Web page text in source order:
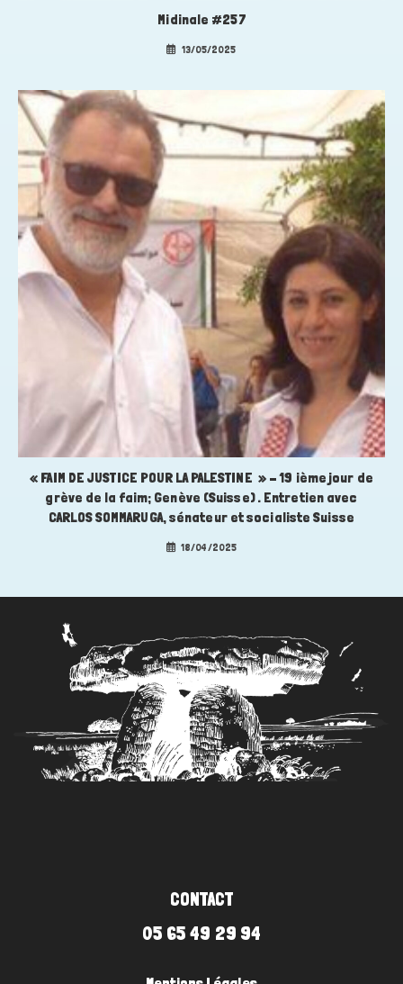
Midinale #257
13/05/2025
« FAIM DE JUSTICE POUR LA PALESTINE » – 19 ième jour de
grève de la faim; Genève (Suisse) . Entretien avec
CARLOS SOMMARUGA, sénateur et socialiste Suisse
18/04/2025
CONTACT
05 65 49 29 94